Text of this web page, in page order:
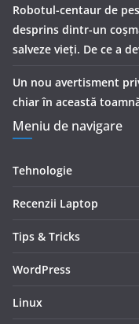
Robotul-centaur de
desprins dintr-un
salveze vieți. De ce a
Un nou avertisment
chiar în această
Meniu de navigare
Tehnologie
Recenzii Laptop
Tips & Tricks
WordPress
Linux